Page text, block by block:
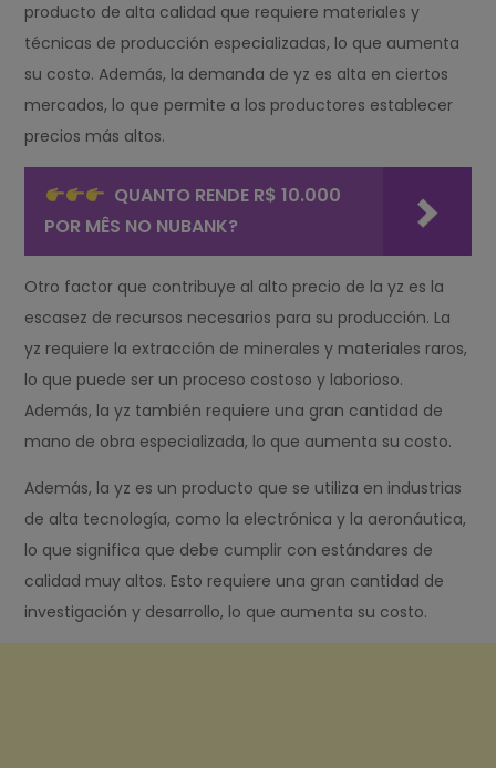
producto de alta calidad que requiere materiales y
técnicas de producción especializadas, lo que aumenta
su costo. Además, la demanda de yz es alta en ciertos
mercados, lo que permite a los productores establecer
precios más altos.
QUANTO RENDE R$ 10.000
POR MÊS NO NUBANK?
Otro factor que contribuye al alto precio de la yz es la
escasez de recursos necesarios para su producción. La
yz requiere la extracción de minerales y materiales raros,
lo que puede ser un proceso costoso y laborioso.
Además, la yz también requiere una gran cantidad de
mano de obra especializada, lo que aumenta su costo.
Además, la yz es un producto que se utiliza en industrias
de alta tecnología, como la electrónica y la aeronáutica,
lo que significa que debe cumplir con estándares de
calidad muy altos. Esto requiere una gran cantidad de
investigación y desarrollo, lo que aumenta su costo.